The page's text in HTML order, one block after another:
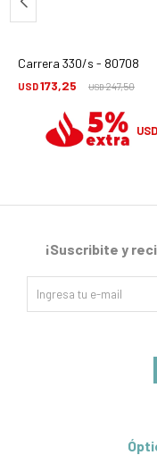
Carrera 330/s - 80708
USD173,25 USD247,50
USD
¡Suscribite y